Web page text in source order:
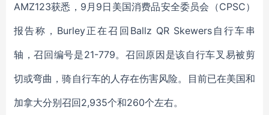
AMZ123获悉，9月9日美国消费品安全委员会（CPSC）
报告称，Burley正在召回Ballz QR Skewers自行车串
轴，召回编号是21-779。召回原因是该自行车叉易被剪
切或弯曲，骑自行车的人存在伤害风险。目前已在美国和
加拿大分别召回2,935个和260个左右。